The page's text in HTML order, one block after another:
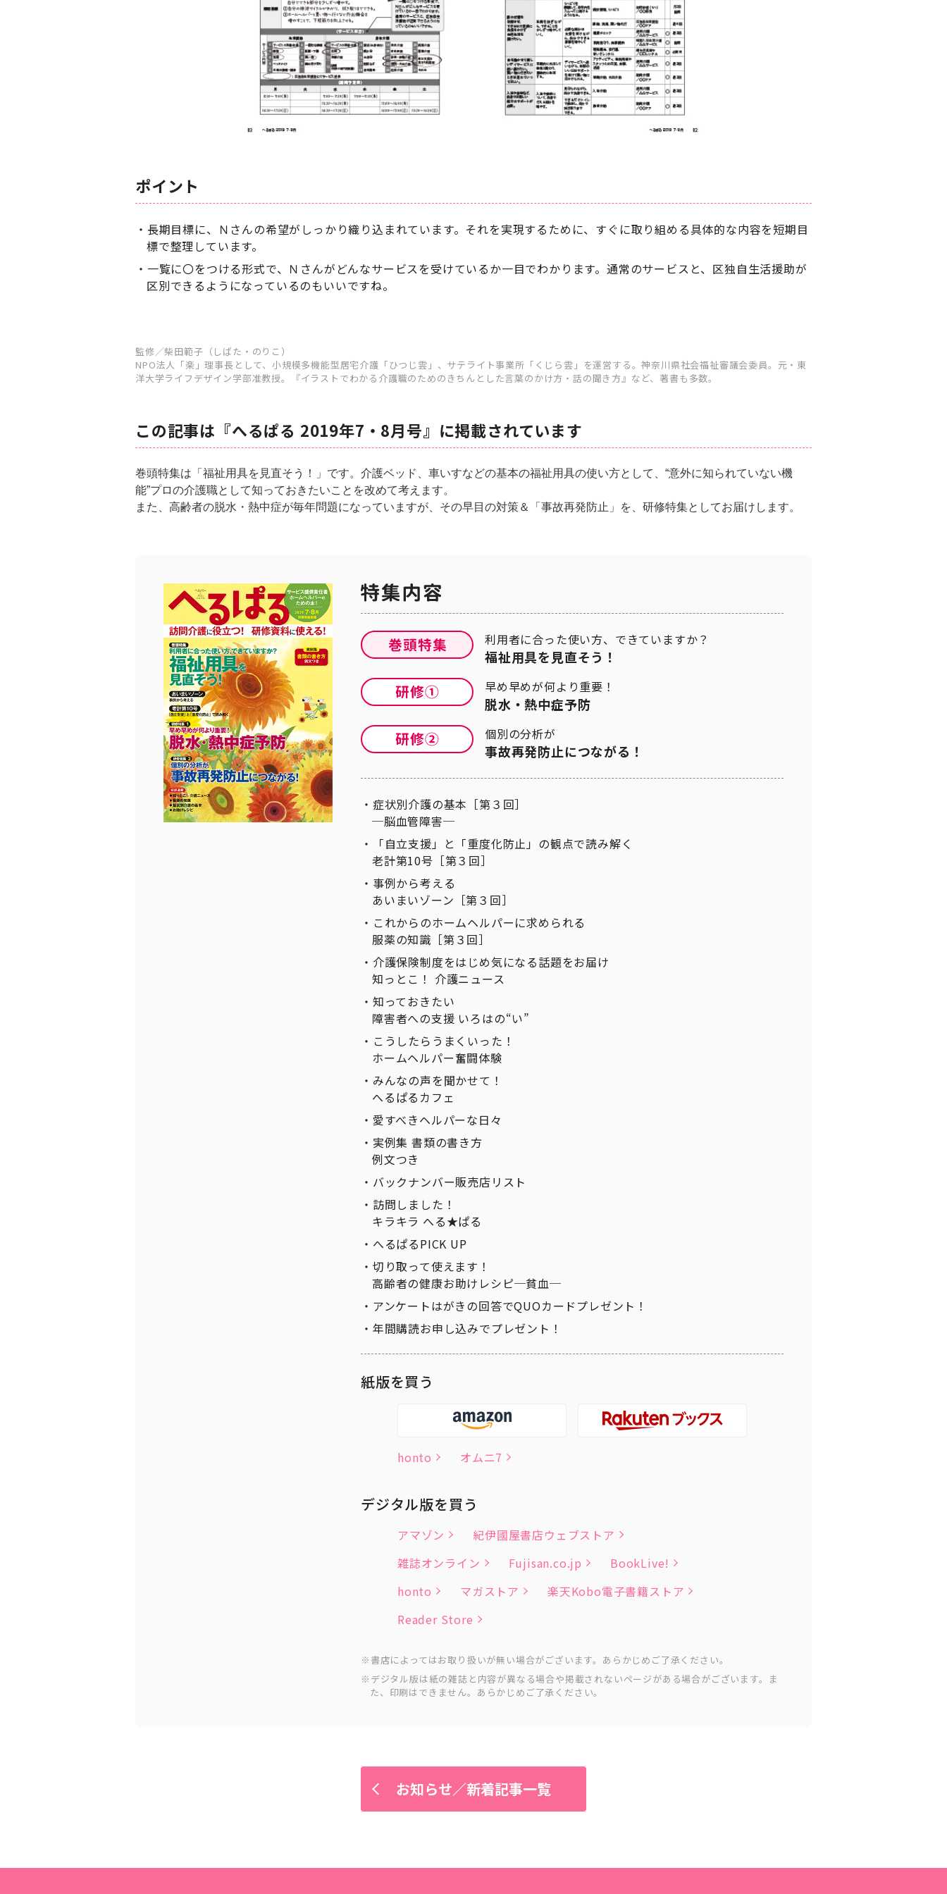
ポイント
長期目標に、Ｎさんの希望がしっかり織り込まれています。それを実現するために、すぐに取り組める具体的な内容を短期目
標で整理しています。
一覧に〇をつける形式で、Ｎさんがどんなサービスを受けているか一目でわかります。通常のサービスと、区独自生活援助が
区別できるようになっているのもいいですね。
監修／柴田範子（しばた・のりこ）
NPO法人「楽」理事長として、小規模多機能型居宅介護「ひつじ雲」、サテライト事業所「くじら雲」を運営する。神奈川県社会福祉審議会委員。元・東
洋大学ライフデザイン学部准教授。『イラストでわかる介護職のためのきちんとした言葉のかけ方・話の聞き方』など、著書も多数。
この記事は『へるぱる 2019年7・8月号』に掲載されています
巻頭特集は「福祉用具を見直そう！」です。介護ベッド、車いすなどの基本の福祉用具の使い方として、“意外に知られていない機
能”プロの介護職として知っておきたいことを改めて考えます。
また、高齢者の脱水・熱中症が毎年問題になっていますが、その早目の対策＆「事故再発防止」を、研修特集としてお届けします。
利用者に合った使い方、できていますか？
福祉用具を見直そう！
早め早めが何より重要！
脱水・熱中症予防
個別の分析が
事故再発防止につながる！
症状別介護の基本［第３回］
─脳血管障害─
「自立支援」と「重度化防止」の観点で読み解く
老計第10号［第３回］
事例から考える
あいまいゾーン［第３回］
これからのホームヘルパーに求められる
服薬の知識［第３回］
介護保険制度をはじめ気になる話題をお届け
知っとこ！ 介護ニュース
知っておきたい
障害者への支援 いろはの“い”
こうしたらうまくいった！
ホームヘルパー奮闘体験
みんなの声を聞かせて！
へるぱるカフェ
愛すべきヘルパーな日々
実例集 書類の書き方
例文つき
バックナンバー販売店リスト
訪問しました！
キラキラ へる★ぱる
へるぱるPICK UP
切り取って使えます！
高齢者の健康お助けレシピ─貧血─
アンケートはがきの回答でQUOカードプレゼント！
年間購読お申し込みでプレゼント！
紙版を買う
honto オムニ7
デジタル版を買う
アマゾン
紀伊國屋書店ウェブストア
雑誌オンライン
Fujisan.co.jp
BookLive!
honto
マガストア
楽天Kobo電子書籍ストア
Reader Store
書店によってはお取り扱いが無い場合がございます。あらかじめご了承ください。
デジタル版は紙の雑誌と内容が異なる場合や掲載されないページがある場合がございます。ま
た、印刷はできません。あらかじめご了承ください。
お知らせ／新着記事一覧